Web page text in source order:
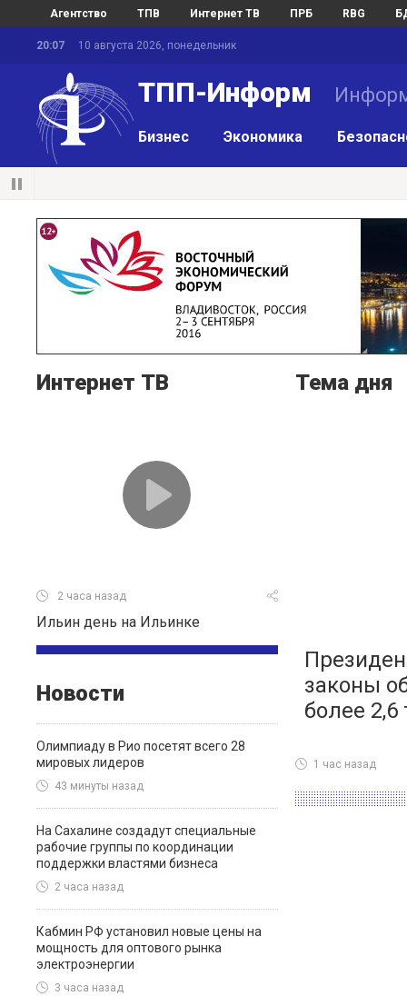
Агентство ТПВ Интернет ТВ ПРБ RBG
20:07 10 августа 2026, понедельник
ТПП-Информ
Бизнес Экономика
Интернет ТВ
2 часа назад
Ильин день на Ильинке
Новости
Олимпиаду в Рио посетят всего 28
мировых лидеров
43 минуты назад
На Сахалине создадут специальные
рабочие группы по координации
поддержки властями бизнеса
2 часа назад
Кабмин РФ установил новые цены на
мощность для оптового рынка
электроэнергии
3 часа назад
Тема дня
законы
более
1 час назад